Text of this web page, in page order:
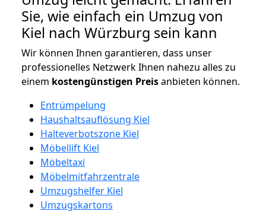
Sie, wie einfach ein Umzug von
Kiel nach Würzburg sein kann
Wir können Ihnen garantieren, dass unser
professionelles Netzwerk Ihnen nahezu alles zu
einem kostengünstigen Preisanbieten können.
Entrümpelung
Haushaltsauflösung Kiel
Halteverbotszone Kiel
Möbellift Kiel
Möbeltaxi
Möbelmitfahrzentrale
Umzugshelfer Kiel
Umzugskartons